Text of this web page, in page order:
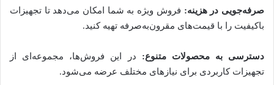
صرفه‌جویی در هزینه: فروش ویژه به شما امکان می‌دهد تا تجهیزات
باکیفیت را با قیمت‌های مقرون‌به‌صرفه تهیه کنید.
دسترسی به محصولات متنوع: در این فروش‌ها، مجموعه‌ای از
تجهیزات کاربردی برای نیازهای مختلف عرضه می‌شود.